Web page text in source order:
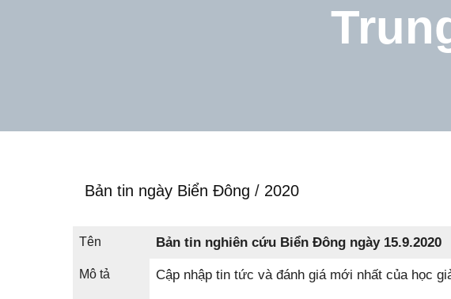
Bản tin ngày Biển Đông / 2020
Tên Bản tin nghiên cứu Biển Đông ngày 15.9.2020
Mô tả Cập nhập tin tức và đánh giá mới nhất của học